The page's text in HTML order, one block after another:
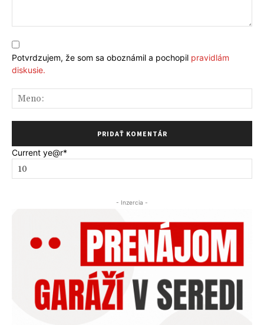
Potvrdzujem, že som sa oboznámil a pochopil pravidlám
diskusie.
Current ye@r*
- Inzercia -